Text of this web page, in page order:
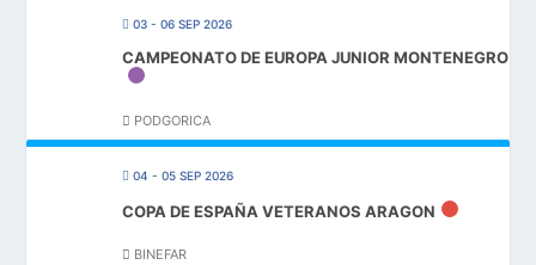
03 - 06 SEP 2026
CAMPEONATO DE EUROPA JUNIOR MONTENEGRO
PODGORICA
04 - 05 SEP 2026
COPA DE ESPAÑA VETERANOS ARAGON
BINEFAR